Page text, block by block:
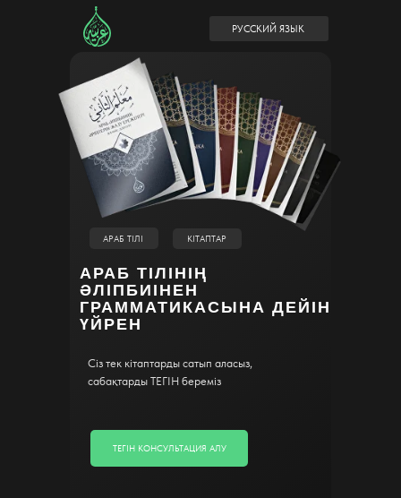
КІТАПТАР
АРАБ ТІЛІ
Сіз тек кітаптарды сатып аласыз,
сабақтарды ТЕГІН береміз
АРАБ ТІЛІНІҢ
ӘЛІПБИІНЕН
ГРАММАТИКАСЫНА ДЕЙІН
ҮЙРЕН
ТЕГІН КОНСУЛЬТАЦИЯ АЛУ
РУССКИЙ ЯЗЫК